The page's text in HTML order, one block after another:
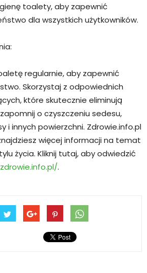
toalety, aby zapewnić
dla wszystkich użytkowników.
regularnie, aby zapewnić
Skorzystaj z odpowiednich
które skutecznie eliminują
o czyszczeniu sedesu,
i innych powierzchni. Zdrowie.info.pl
więcej informacji na temat
życia. Kliknij tutaj, aby odwiedzić
.